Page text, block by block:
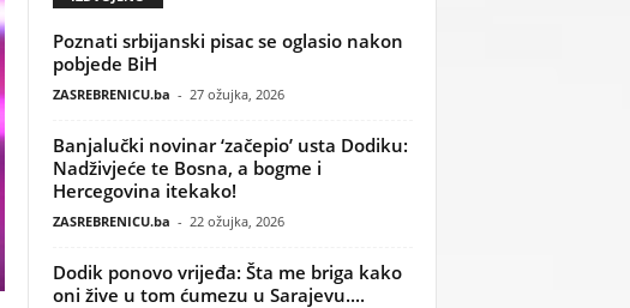
Poznati srbijanski pisac se oglasio nakon
pobjede BiH
ZASREBRENICU.ba - 27 ožujka, 2026
Banjalučki novinar ‘začepio’ usta Dodiku:
Nadživjeće te Bosna, a bogme i
Hercegovina itekako!
ZASREBRENICU.ba - 22 ožujka, 2026
Dodik ponovo vrijeđa: Šta me briga kako
oni žive u tom ćumezu u Sarajevu....